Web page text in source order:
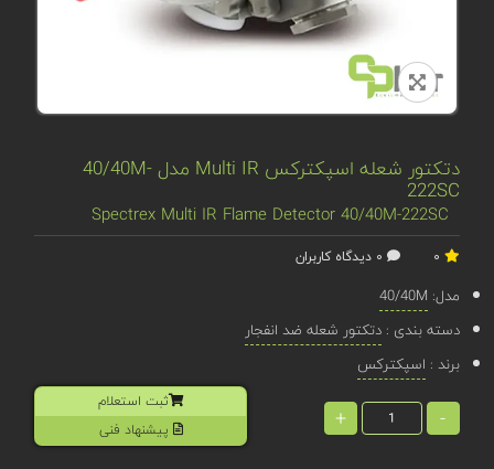
دتکتور شعله اسپکترکس Multi IR مدل 40/40M-
222SC
Spectrex Multi IR Flame Detector 40/40M-222SC
مدل: 40/40M
دسته بندی :دتکتور شعله ضد انفجار
برند : اسپکترکس
-
+
ثبت استعلام
پیشنهاد فنی